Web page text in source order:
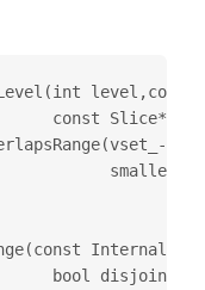
level,const
const Slice*